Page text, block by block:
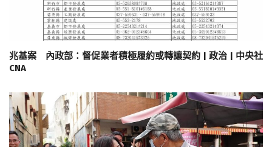
兆基案 內政部：督促業者積極履約或轉讓契約 | 政治 | 中央社
CNA